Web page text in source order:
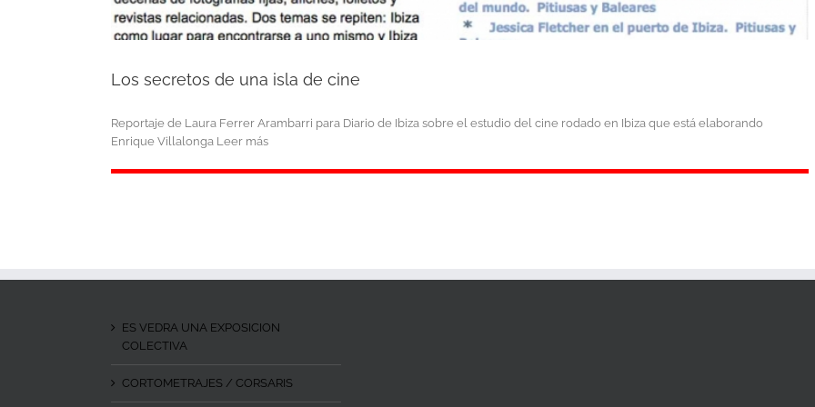
Los secretos de una isla de cine
Reportaje de Laura Ferrer Arambarri para Diario de Ibiza sobre el estudio del cine rodado en Ibiza que está elaborando
Enrique Villalonga Leer más
ES VEDRA UNA EXPOSICION
COLECTIVA
CORTOMETRAJES / CORSARIS